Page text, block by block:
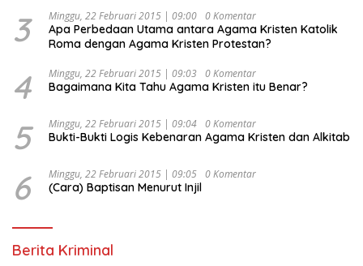
Indonesia Emas 2045”,
3 Minggu, 22 Februari 2015 | 09:00 0 Komentar
Apa Perbedaan Utama antara Agama Kristen Katolik
Roma dengan Agama Kristen Protestan?
4 Minggu, 22 Februari 2015 | 09:03 0 Komentar
Bagaimana Kita Tahu Agama Kristen itu Benar?
5 Minggu, 22 Februari 2015 | 09:04 0 Komentar
Bukti-Bukti Logis Kebenaran Agama Kristen dan Alkitab
6 Minggu, 22 Februari 2015 | 09:05 0 Komentar
(Cara) Baptisan Menurut Injil
Berita Kriminal